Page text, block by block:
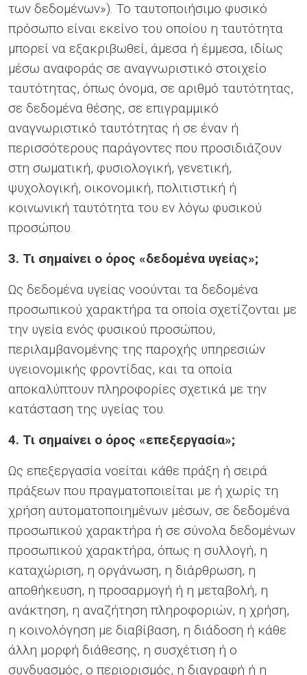
των δεδομένων»). Το ταυτοποιήσιμο φυσικό
πρόσωπο είναι εκείνο του οποίου η ταυτότητα
μπορεί να εξακριβωθεί, άμεσα ή έμμεσα, ιδίως
μέσω αναφοράς σε αναγνωριστικό στοιχείο
ταυτότητας, όπως όνομα, σε αριθμό ταυτότητας,
σε δεδομένα θέσης, σε επιγραμμικό
αναγνωριστικό ταυτότητας ή σε έναν ή
περισσότερους παράγοντες που προσιδιάζουν
στη σωματική, φυσιολογική, γενετική,
ψυχολογική, οικονομική, πολιτιστική ή
κοινωνική ταυτότητα του εν λόγω φυσικού
προσώπου.
3. Τι σημαίνει ο όρος «δεδομένα υγείας»;
Ως δεδομένα υγείας νοούνται τα δεδομένα
προσωπικού χαρακτήρα τα οποία σχετίζονται με
την υγεία ενός φυσικού προσώπου,
περιλαμβανομένης της παροχής υπηρεσιών
υγειονομικής φροντίδας, και τα οποία
αποκαλύπτουν πληροφορίες σχετικά με την
κατάσταση της υγείας του.
4. Τι σημαίνει ο όρος «επεξεργασία»;
Ως επεξεργασία νοείται κάθε πράξη ή σειρά
πράξεων που πραγματοποιείται με ή χωρίς τη
χρήση αυτοματοποιημένων μέσων, σε δεδομένα
προσωπικού χαρακτήρα ή σε σύνολα δεδομένων
προσωπικού χαρακτήρα, όπως η συλλογή, η
καταχώριση, η οργάνωση, η διάρθρωση, η
αποθήκευση, η προσαρμογή ή η μεταβολή, η
ανάκτηση, η αναζήτηση πληροφοριών, η χρήση,
η κοινολόγηση με διαβίβαση, η διάδοση ή κάθε
άλλη μορφή διάθεσης, η συσχέτιση ή ο
συνδυασμός, ο περιορισμός, η διαγραφή ή η